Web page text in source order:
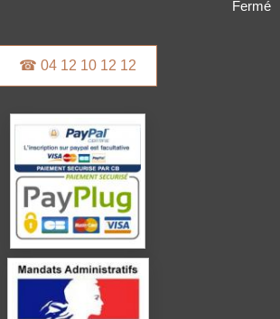
Fermé
☎ 04 12 10 12 12